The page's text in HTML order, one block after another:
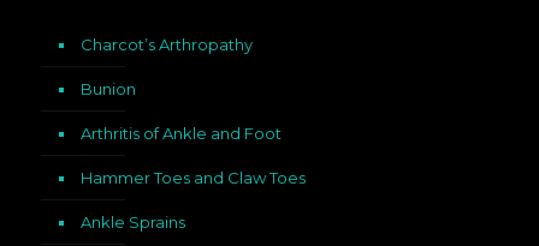
Charcot’s Arthropathy
Bunion
Arthritis of Ankle and Foot
Hammer Toes and Claw Toes
Ankle Sprains